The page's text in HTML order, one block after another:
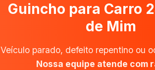
Guincho para Carro
de Mim
Veículo parado, defeito repentino ou
Nossa equipe atende com